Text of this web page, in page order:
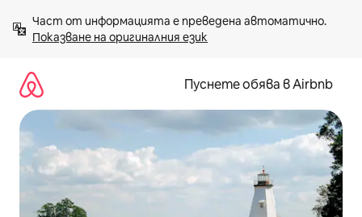
към
съдържанието
Показване на оригиналния език
Пуснете обява в Airbnb